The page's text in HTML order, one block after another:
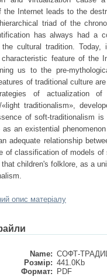
the Internet leads to the
triad of the
has always had a
cultural tradition. Today,
feature of the
us to the pre-
of traditional culture
of actualization
«light traditionalism»,
of soft-traditionalism
an existential
adequate relationship
of classification of models
children's folklore, as a
опис матеріалу
Name: СОФТ-
Розмір: 441.0Kb
Формат:
PDF